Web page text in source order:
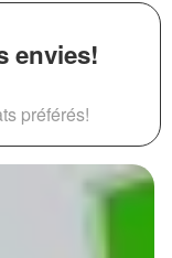
envies!
préférés!